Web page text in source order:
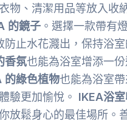
物、清潔用品等放入
的鏡子 。選擇一款帶有
防止水花濺出，保持浴
香氛也能為浴室增添一
的綠色植物也能為浴室
驗更加愉悅。 IKEA浴
放鬆身心的最佳場所。